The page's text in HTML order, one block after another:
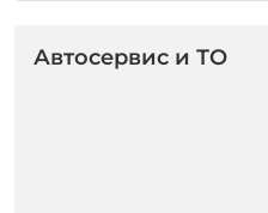
Автосервис и ТО